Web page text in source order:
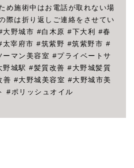
め施術中はお電話が取れない場
際は折り返しご連絡をさせてい
野城市 #白木原 #下大利 #春
宰府市 #筑紫野 #筑紫野市 #
マン美容室 #プライベートサ
野城駅 #髪質改善 #大野城髪質
#大野城美容室 #大野城市美
#ポリッシュオイル